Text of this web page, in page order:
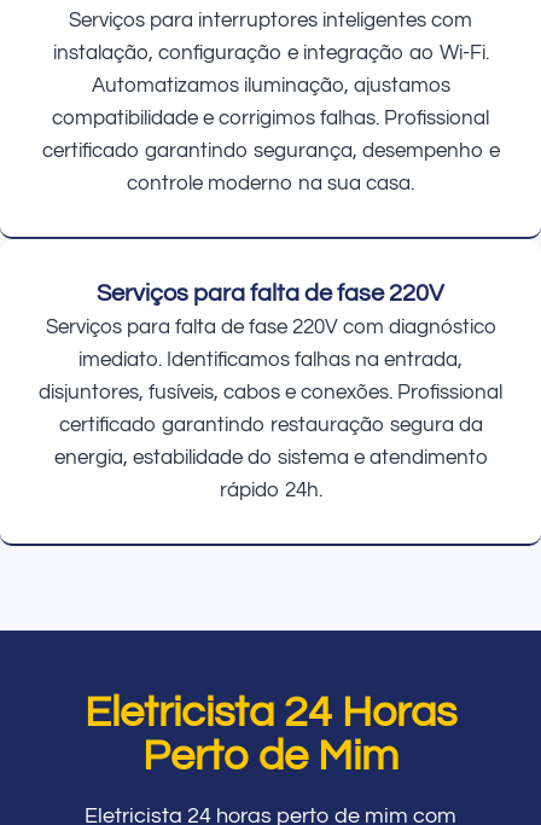
Serviços para interruptores inteligentes com
instalação, configuração e integração ao Wi-Fi.
Automatizamos iluminação, ajustamos
compatibilidade e corrigimos falhas. Profissional
certificado garantindo segurança, desempenho e
controle moderno na sua casa.
Serviços para falta de fase 220V
Serviços para falta de fase 220V com diagnóstico
imediato. Identificamos falhas na entrada,
disjuntores, fusíveis, cabos e conexões. Profissional
certificado garantindo restauração segura da
energia, estabilidade do sistema e atendimento
rápido 24h.
Eletricista 24 Horas
Perto de Mim
Eletricista 24 horas perto de mim com